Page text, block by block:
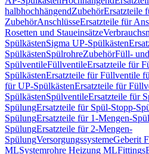
halbhochhängendZubehörErsatzteile
ZubehörAnschlüsseErsatzteile für
Rosetten und Staueinsätze
SpülkästenSigma UP-Spülkästen
SpülkästenSpülrohreZubehörFüll- und
SpülventileFüllventileErsatzteile für
SpülkästenErsatzteile für Füllventile
für UP-SpülkästenErsatzteile für
SpülkästenSpülventileErsatzteile für
SpülungErsatzteile für Spül-Stopp-
SpülungErsatzteile für 1-Mengen-
SpülungErsatzteile für 2-Mengen-
SpülungVersorgungssystemeGeberit
MLSystemrohre Heizung MLFittings